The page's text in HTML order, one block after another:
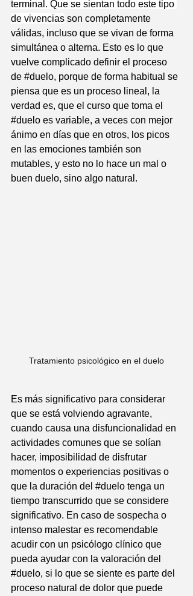
terminal. Que se sientan todo este tipo
de vivencias son completamente
válidas, incluso que se vivan de forma
simultánea o alterna. Esto es lo que
vuelve complicado definir el proceso
de #duelo, porque de forma habitual se
piensa que es un proceso lineal, la
verdad es, que el curso que toma el
#duelo es variable, a veces con mejor
ánimo en días que en otros, los picos
en las emociones también son
mutables, y esto no lo hace un mal o
buen duelo, sino algo natural.
Tratamiento psicológico en el duelo
Es más significativo para considerar
que se está volviendo agravante,
cuando causa una disfuncionalidad en
actividades comunes que se solían
hacer, imposibilidad de disfrutar
momentos o experiencias positivas o
que la duración del #duelo tenga un
tiempo transcurrido que se considere
significativo. En caso de sospecha o
intenso malestar es recomendable
acudir con un psicólogo clínico que
pueda ayudar con la valoración del
#duelo, si lo que se siente es parte del
proceso natural de dolor que puede